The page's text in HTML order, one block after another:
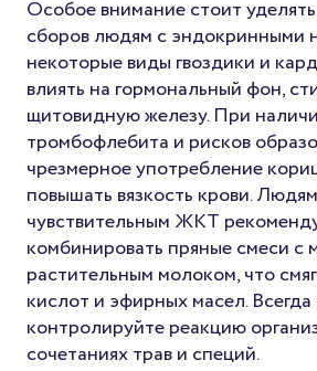
Особое внимание стоит
сборов людям с эндокринными
некоторые виды гвоздики и
влиять на гормональный фон,
щитовидную железу. При
тромбофлебита и рисков
чрезмерное употребление
повышать вязкость крови.
чувствительным ЖКТ
комбинировать пряные смеси с
растительным молоком, что
кислот и эфирных масел.
контролируйте реакцию
сочетаниях трав и специй.